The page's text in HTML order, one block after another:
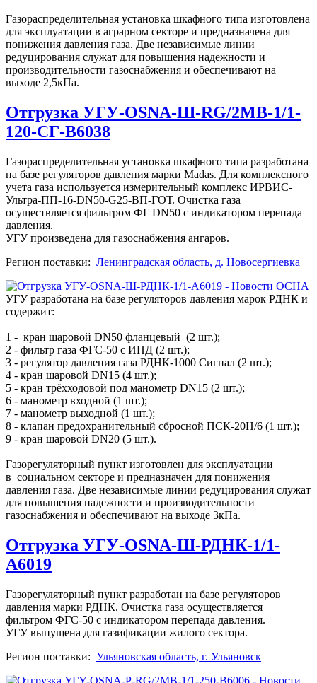
Газораспределительная установка шкафного типа изготовлена
для эксплуатации в аграрном секторе и предназначена для
понижения давления газа. Две независимые линии
редуцирования служат для повышения надежности и
производительности газоснабжения и обеспечивают на
выходе 2,5кПа.
Отгрузка УГУ-OSNA-Ш-RG/2MB-1/1-
120-СГ-В6038
Газораспределительная установка шкафного типа разработана
на базе регуляторов давления марки Madas. Для комплексного
учета газа используется измерительный комплекс ИРВИС-
Ультра-ПП-16-DN50-G25-ВП-ГОТ. Очистка газа
осуществляется фильтром ФГ DN50 с индикатором перепада
давления.
УГУ произведена для газоснабжения ангаров.
Регион поставки: Ленинградская область, д. Новосергиевка
УГУ разработана на базе регуляторов давления марок РДНК и
содержит:
1 - кран шаровой DN50 фланцевый (2 шт.);
2 - фильтр газа ФГС-50 с ИПД (2 шт.);
3 - регулятор давления газа РДНК-1000 Сигнал (2 шт.);
4 - кран шаровой DN15 (4 шт.);
5 - кран трёхходовой под манометр DN15 (2 шт.);
6 - манометр входной (1 шт.);
7 - манометр выходной (1 шт.);
8 - клапан предохранительный сбросной ПСК-20Н/6 (1 шт.);
9 - кран шаровой DN20 (5 шт.).
Газорегуляторный пункт изготовлен для эксплуатации
в социальном секторе и предназначен для понижения
давления газа. Две независимые линии редуцирования служат
для повышения надежности и производительности
газоснабжения и обеспечивают на выходе 3кПа.
Отгрузка УГУ-OSNA-Ш-РДНК-1/1-
A6019
Газорегуляторный пункт разработан на базе регуляторов
давления марки РДНК. Очистка газа осуществляется
фильтром ФГС-50 с индикатором перепада давления.
УГУ выпущена для газификации жилого сектора.
Регион поставки: Ульяновская область, г. Ульяновск